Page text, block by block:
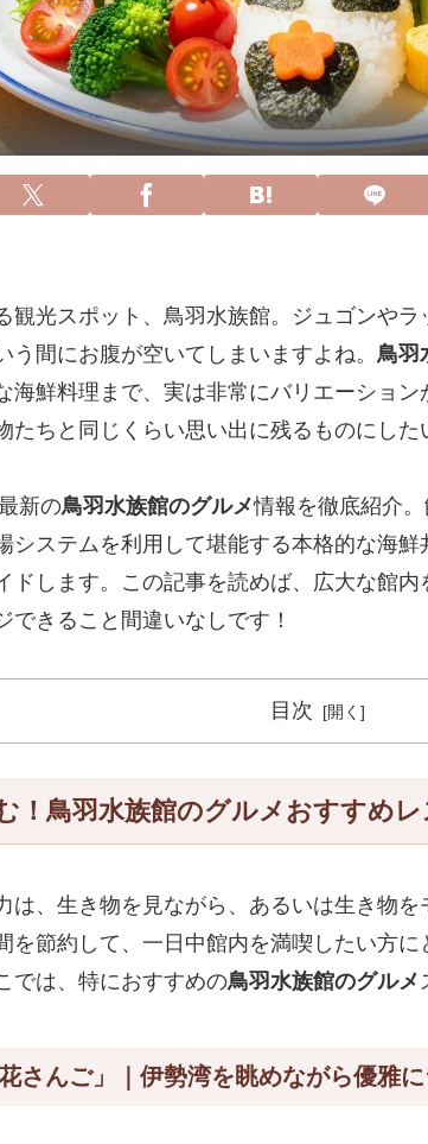
観光スポット、鳥羽水族館。ジュゴンや
う間にお腹が空いてしまいますよね。 鳥羽
海鮮料理まで、実は非常にバリエーショ
たちと同じくらい思い出に残るものにした
新の鳥羽水族館のグルメ情報を徹底紹介
システムを利用して堪能する本格的な海
ドします。この記事を読めば、広大な館
できること間違いなしです！
目次
！鳥羽水族館のグルメおすすめ
は、生き物を見ながら、あるいは生き物
を節約して、一日中館内を満喫したい方
では、特におすすめの鳥羽水族館のグルメ
さんご」｜伊勢湾を眺めながら優雅